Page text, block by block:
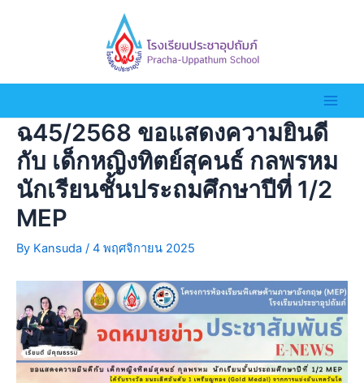
ฉ45/2568 ขอแสดงความยินดี
กับ เด็กหญิงทิตย์สุคนธ์ กลพรหม
นักเรียนชั้นประถมศึกษาปีที่ 1/2
MEP
By Kansuda / 4 พฤศจิกายน 2025